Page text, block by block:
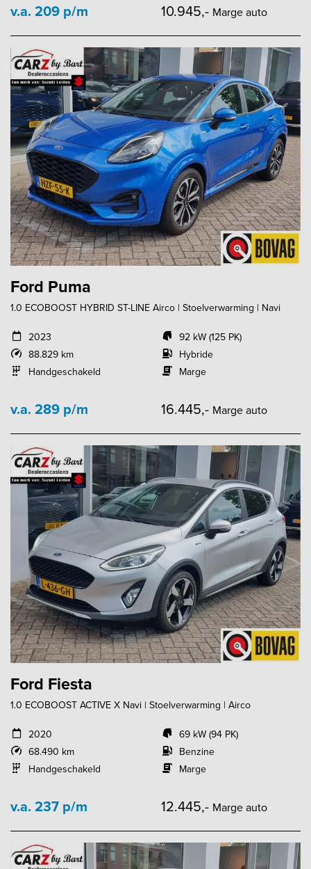
v.a. 209 p/m 10.945,- Marge auto
Ford Puma
1.0 ECOBOOST HYBRID ST-LINE Airco | Stoelverwarming | Navi
2023
88.829 km
Handgeschakeld
92 kW (125 PK)
Hybride
Marge
v.a. 289 p/m 16.445,- Marge auto
Ford Fiesta
1.0 ECOBOOST ACTIVE X Navi | Stoelverwarming | Airco
2020
68.490 km
Handgeschakeld
69 kW (94 PK)
Benzine
Marge
v.a. 237 p/m 12.445,- Marge auto